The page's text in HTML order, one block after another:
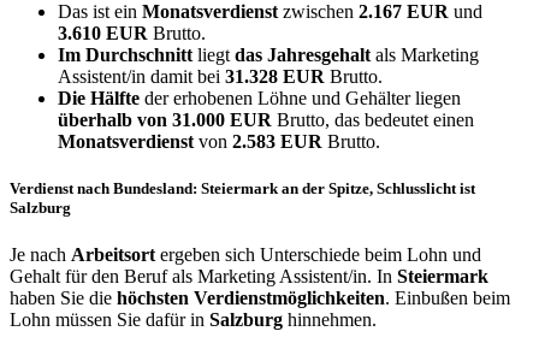
Das ist ein Monatsverdienst zwischen 2.167 EUR und
3.610 EUR Brutto.
Im Durchschnitt liegt das Jahresgehalt als Marketing
Assistent/in damit bei 31.328 EUR Brutto.
Die Hälfte der erhobenen Löhne und Gehälter liegen
überhalb von 31.000 EUR Brutto, das bedeutet einen
Monatsverdienst von 2.583 EUR Brutto.
Verdienst nach Bundesland: Steiermark an der Spitze, Schlusslicht ist
Salzburg
Je nach Arbeitsort ergeben sich Unterschiede beim Lohn und
Gehalt für den Beruf als Marketing Assistent/in. In Steiermark
haben Sie die höchsten Verdienstmöglichkeiten. Einbußen beim
Lohn müssen Sie dafür in Salzburg hinnehmen.